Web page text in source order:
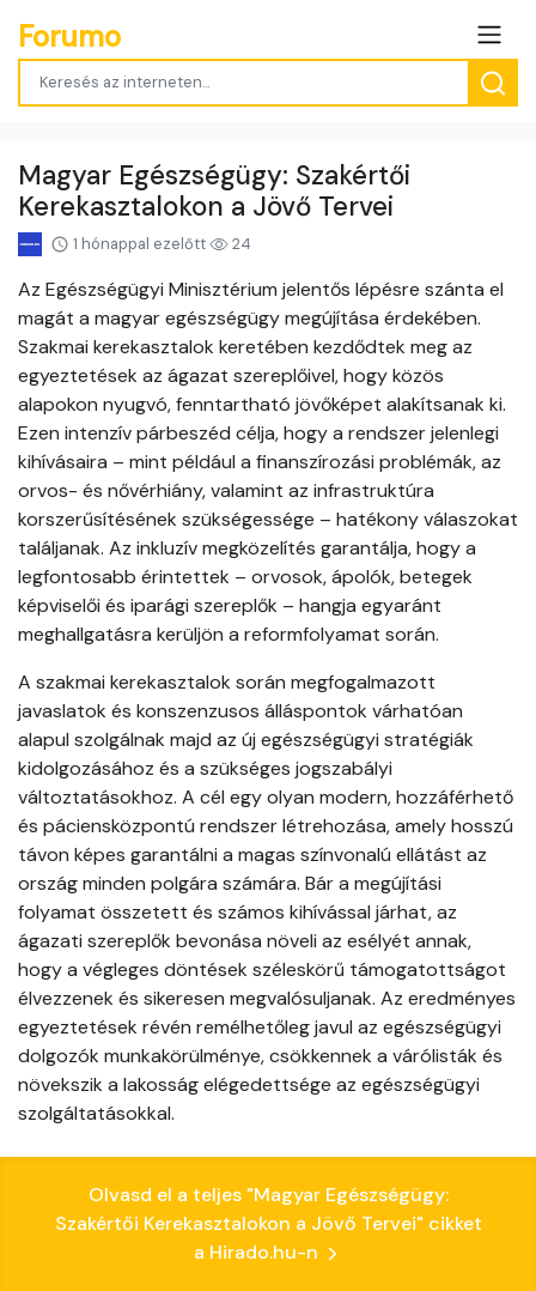
Forumo
Magyar Egészségügy: Szakértői
Kerekasztalokon a Jövő Tervei
1 hónappal ezelőtt 24
Az Egészségügyi Minisztérium jelentős lépésre szánta el
magát a magyar egészségügy megújítása érdekében.
Szakmai kerekasztalok keretében kezdődtek meg az
egyeztetések az ágazat szereplőivel, hogy közös
alapokon nyugvó, fenntartható jövőképet alakítsanak ki.
Ezen intenzív párbeszéd célja, hogy a rendszer jelenlegi
kihívásaira – mint például a finanszírozási problémák, az
orvos- és nővérhiány, valamint az infrastruktúra
korszerűsítésének szükségessége – hatékony válaszokat
találjanak. Az inkluzív megközelítés garantálja, hogy a
legfontosabb érintettek – orvosok, ápolók, betegek
képviselői és iparági szereplők – hangja egyaránt
meghallgatásra kerüljön a reformfolyamat során.
A szakmai kerekasztalok során megfogalmazott
javaslatok és konszenzusos álláspontok várhatóan
alapul szolgálnak majd az új egészségügyi stratégiák
kidolgozásához és a szükséges jogszabályi
változtatásokhoz. A cél egy olyan modern, hozzáférhető
és páciensközpontú rendszer létrehozása, amely hosszú
távon képes garantálni a magas színvonalú ellátást az
ország minden polgára számára. Bár a megújítási
folyamat összetett és számos kihívással járhat, az
ágazati szereplők bevonása növeli az esélyét annak,
hogy a végleges döntések széleskörű támogatottságot
élvezzenek és sikeresen megvalósuljanak. Az eredményes
egyeztetések révén remélhetőleg javul az egészségügyi
dolgozók munkakörülménye, csökkennek a várólisták és
növekszik a lakosság elégedettsége az egészségügyi
szolgáltatásokkal.
Olvasd el a teljes "Magyar Egészségügy:
Szakértői Kerekasztalokon a Jövő Tervei" cikket
a Hirado.hu-n